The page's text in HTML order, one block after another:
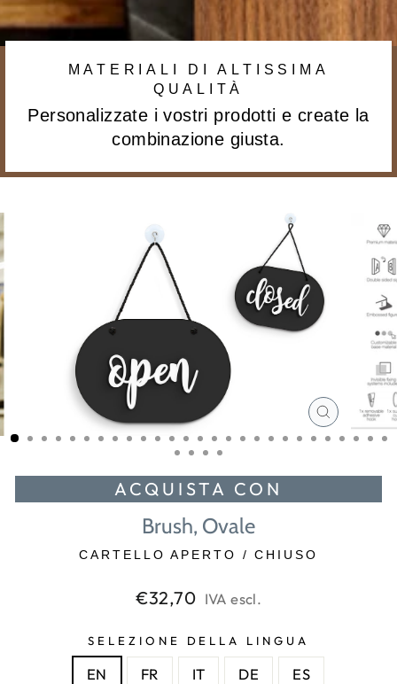
MATERIALI DI ALTISSIMA
QUALITÀ
Personalizzate i vostri prodotti e create la
combinazione giusta.
CHIUDI
(ESC)
ACQUISTA CON
Brush, Ovale
CARTELLO APERTO / CHIUSO
Prezzo
listino
€32,70 IVA escl.
SELEZIONE DELLA LINGUA
EN FR IT DE ES